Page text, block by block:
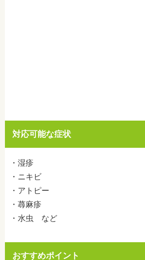
対応可能な症状
・湿疹
・ニキビ
・アトピー
・蕁麻疹
・水虫 など
おすすめポイント